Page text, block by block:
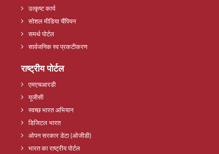
उत्कृष्ट कार्य
सोशल मीडिया चैंपियन
समर्थ पोर्टल
सार्वजनिक स्व प्रकटीकरण
राष्ट्रीय पोर्टल
एमएचआरडी
यूजीसी
स्वच्छ भारत अभियान
डिजिटल भारत
ओपन सरकार डेटा (ओजीडी)
भारत का राष्ट्रीय पोर्टल